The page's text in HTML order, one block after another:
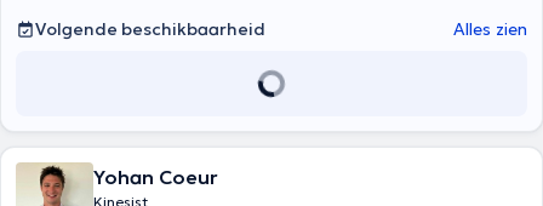
Volgende beschikbaarheid
Alles zien
Yohan Coeur
Kinesist